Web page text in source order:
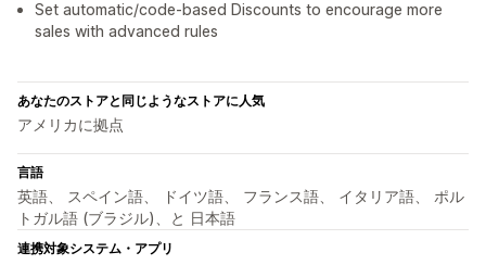
Set automatic/code-based Discounts to encourage more
sales with advanced rules
あなたのストアと同じようなストアに人気
アメリカに拠点
言語
英語、 スペイン語、 ドイツ語、 フランス語、 イタリア語、 ポル
トガル語 (ブラジル)、と 日本語
連携対象システム・アプリ